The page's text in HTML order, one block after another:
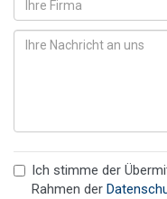
Ich stimme der
Rahmen der